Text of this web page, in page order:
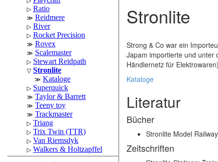
Stronlite
Strong & Co war ein
Japam importierte und unter
Händlernetz für
Kataloge
Literatur
Bücher
Stronlite Model
Zeitschriften